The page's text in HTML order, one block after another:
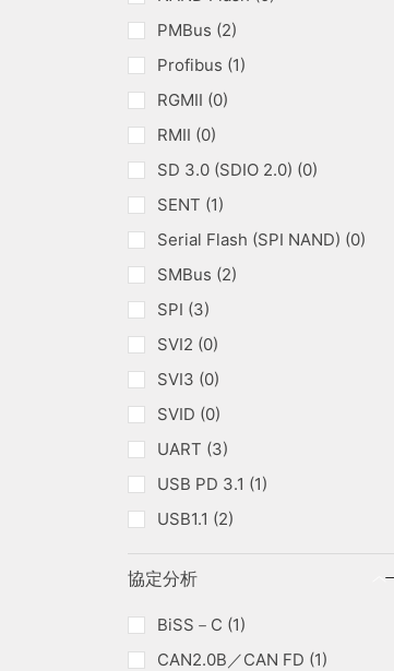
PMBus (2)
Profibus (1)
RGMII (0)
RMII (0)
SD 3.0 (SDIO 2.0) (0)
SENT (1)
Serial Flash (SPI NAND) (0)
SMBus (2)
SPI (3)
SVI2 (0)
SVI3 (0)
SVID (0)
UART (3)
USB PD 3.1 (1)
USB1.1 (2)
協定分析
BiSS－C (1)
CAN2.0B／CAN FD (1)